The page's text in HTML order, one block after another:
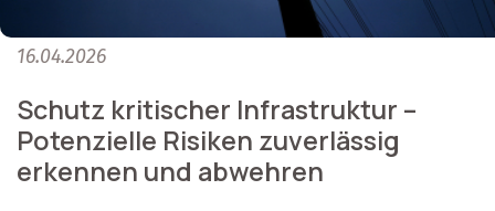
16.04.2026
Schutz kritischer Infrastruktur –
Potenzielle Risiken zuverlässig
erkennen und abwehren